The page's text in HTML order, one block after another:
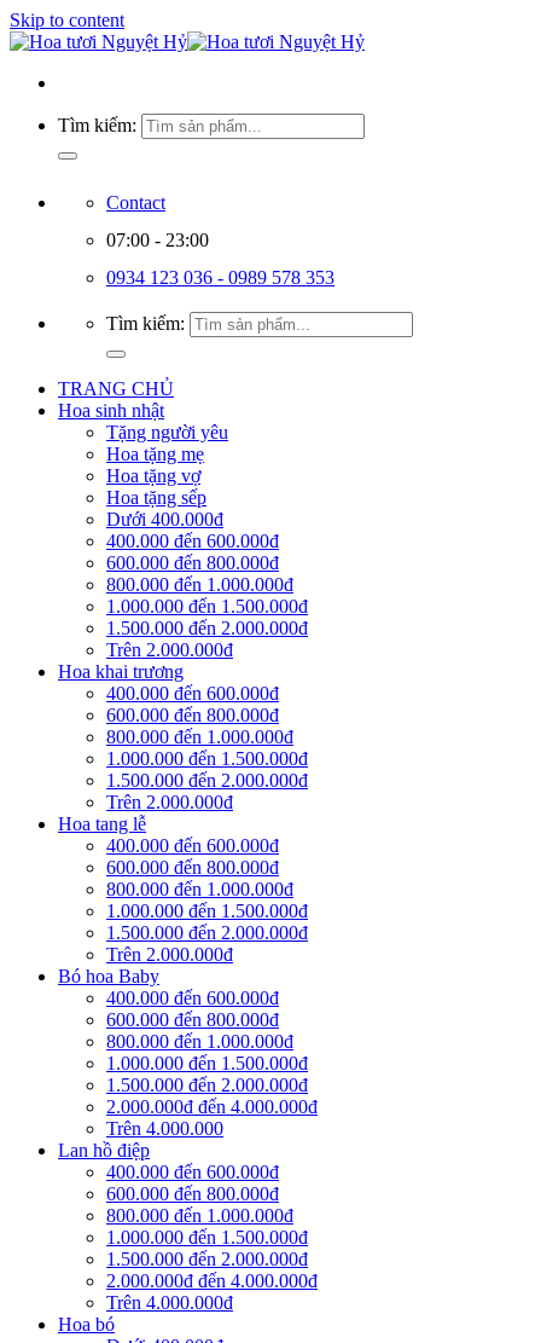
Skip to content
Tìm kiếm:
Contact
07:00 - 23:00
0934 123 036 - 0989 578 353
Tìm kiếm:
TRANG CHỦ
Hoa sinh nhật
Tặng người yêu
Hoa tặng mẹ
Hoa tặng vợ
Hoa tặng sếp
Dưới 400.000đ
400.000 đến 600.000đ
600.000 đến 800.000đ
800.000 đến 1.000.000đ
1.000.000 đến 1.500.000đ
1.500.000 đến 2.000.000đ
Trên 2.000.000đ
Hoa khai trương
400.000 đến 600.000đ
600.000 đến 800.000đ
800.000 đến 1.000.000đ
1.000.000 đến 1.500.000đ
1.500.000 đến 2.000.000đ
Trên 2.000.000đ
Hoa tang lễ
400.000 đến 600.000đ
600.000 đến 800.000đ
800.000 đến 1.000.000đ
1.000.000 đến 1.500.000đ
1.500.000 đến 2.000.000đ
Trên 2.000.000đ
Bó hoa Baby
400.000 đến 600.000đ
600.000 đến 800.000đ
800.000 đến 1.000.000đ
1.000.000 đến 1.500.000đ
1.500.000 đến 2.000.000đ
2.000.000đ đến 4.000.000đ
Trên 4.000.000
Lan hồ điệp
400.000 đến 600.000đ
600.000 đến 800.000đ
800.000 đến 1.000.000đ
1.000.000 đến 1.500.000đ
1.500.000 đến 2.000.000đ
2.000.000đ đến 4.000.000đ
Trên 4.000.000đ
Hoa bó